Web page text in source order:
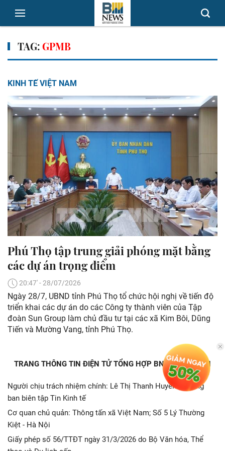
TAG:GPMB
KINH TẾ VIỆT NAM
Phú Thọ tập trung giải phóng mặt bằng
các dự án trọng điểm
20:47' - 28/07/2026
Ngày 28/7, UBND tỉnh Phú Thọ tổ chức hội nghị về tiến độ
triển khai các dự án do các Công ty thành viên của Tập
đoàn Sun Group làm chủ đầu tư tại các xã Kim Bôi, Dũng
Tiến và Mường Vang, tỉnh Phú Thọ.
TRANG THÔNG TIN ĐIỆN TỬ TỔNG HỢP BNEWS - TTXVN
Người chịu trách nhiệm chính: Lê Thị Thanh Huyền. Trưởng
ban biên tập Tin Kinh tế
Cơ quan chủ quản: Thông tấn xã Việt Nam; Số 5 Lý Thường
Kiệt - Hà Nội
Giấy phép số 56/TTĐT ngày 31/3/2026 do Bộ Văn hóa, Thể